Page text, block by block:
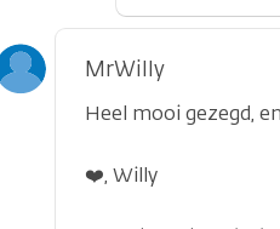
MrWilly
Heel mooi gezegd,
❤️, Willy